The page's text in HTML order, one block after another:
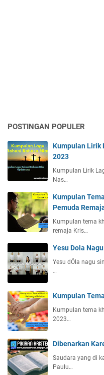
POSTINGAN POPULER
Kumpulan Lirik
2023
Kumpulan Lirik
Nas…
Kumpulan
Pemuda
Kumpulan tema
remaja Kris…
Yesu Dola
Yesu dÖla nagu
…
Kumpulan
Kumpulan tema
2023…
Dibenarkan
Saudara yang di
Paulu…